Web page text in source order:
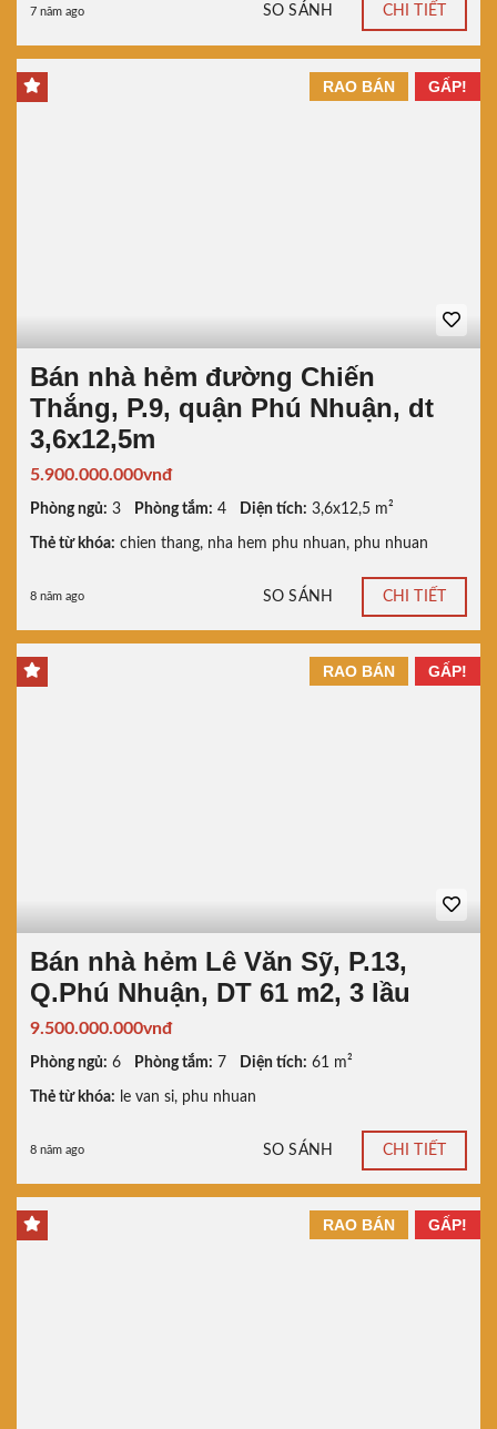
7 năm ago SO SÁNH CHI TIẾT
GẤP!
RAO BÁN
Bán nhà hẻm đường Chiến
Thắng, P.9, quận Phú Nhuận, dt
3,6x12,5m
5.900.000.000vnđ
Phòng ngủ: 3 Phòng tắm: 4 Diện tích: 3,6x12,5 m²
Thẻ từ khóa: chien thang, nha hem phu nhuan, phu nhuan
8 năm ago SO SÁNH CHI TIẾT
GẤP!
RAO BÁN
Bán nhà hẻm Lê Văn Sỹ, P.13,
Q.Phú Nhuận, DT 61 m2, 3 lầu
9.500.000.000vnđ
Phòng ngủ: 6 Phòng tắm: 7 Diện tích: 61 m²
Thẻ từ khóa: le van si, phu nhuan
8 năm ago SO SÁNH CHI TIẾT
GẤP!
RAO BÁN